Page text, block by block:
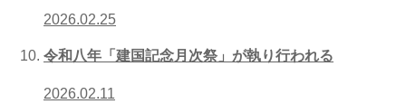
2026.02.25
令和八年「建国記念月次祭」が執り行われる
2026.02.11